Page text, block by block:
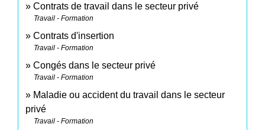
Contrats de travail dans le secteur privé
Travail - Formation
Contrats d'insertion
Travail - Formation
Congés dans le secteur privé
Travail - Formation
Maladie ou accident du travail dans le secteur
privé
Travail - Formation